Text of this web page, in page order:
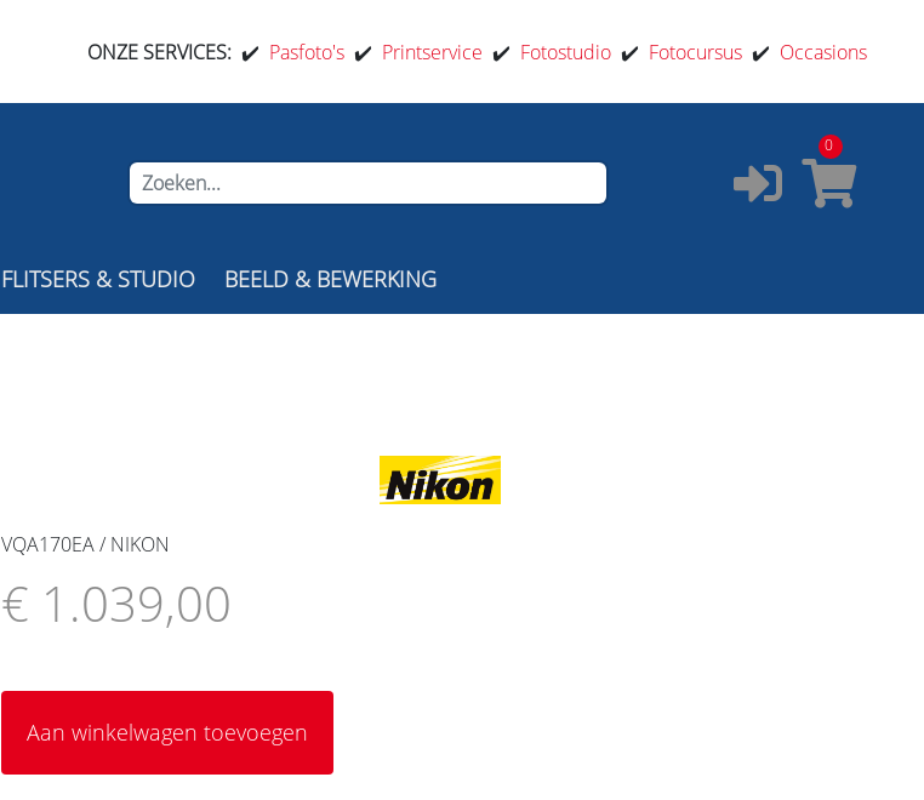
ONZE SERVICES: ✔️ Pasfoto's ✔️ Printservice ✔️ Fotostudio ✔️ Fotocursus ✔️ Occasions
0
FLITSERS & STUDIO BEELD & BEWERKING
VQA170EA / NIKON
€ 1.039,00
Aan winkelwagen toevoegen